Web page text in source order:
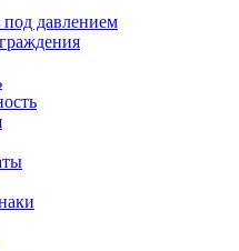
давлением